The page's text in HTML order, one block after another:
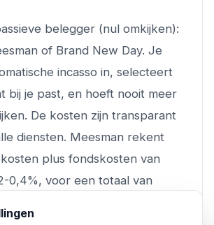
belegger (nul omkijken):
of Brand New Day. Je
incasso in, selecteert
bij je past, en hoeft nooit meer
De kosten zijn transparant
diensten. Meesman rekent
plus fondskosten van
0,4%, voor een totaal van